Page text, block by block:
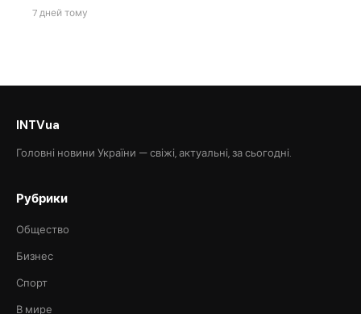
7 дней тому
INTVua
Головні новини України — свіжі, актуальні, за сьогодні.
Рубрики
Общество
Бизнес
Спорт
В мире